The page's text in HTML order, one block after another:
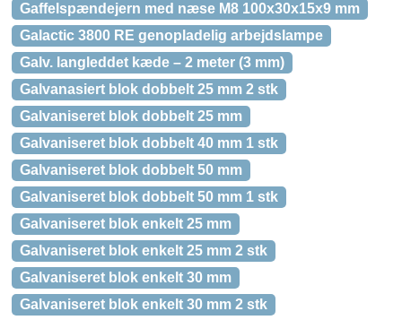
Gaffelspændejern med næse M8 100x30x15x9 mm
Galactic 3800 RE genopladelig arbejdslampe
Galv. langleddet kæde – 2 meter (3 mm)
Galvanasiert blok dobbelt 25 mm 2 stk
Galvaniseret blok dobbelt 25 mm
Galvaniseret blok dobbelt 40 mm 1 stk
Galvaniseret blok dobbelt 50 mm
Galvaniseret blok dobbelt 50 mm 1 stk
Galvaniseret blok enkelt 25 mm
Galvaniseret blok enkelt 25 mm 2 stk
Galvaniseret blok enkelt 30 mm
Galvaniseret blok enkelt 30 mm 2 stk